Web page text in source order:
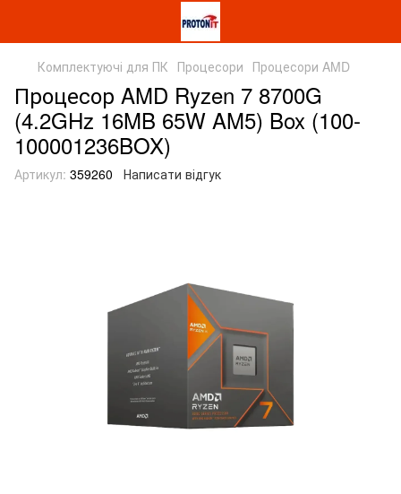
Комплектуючі для ПК Процесори Процесори AMD
Процесор AMD Ryzen 7 8700G
(4.2GHz 16MB 65W AM5) Box (100-
100001236BOX)
Артикул: 359260 Написати відгук